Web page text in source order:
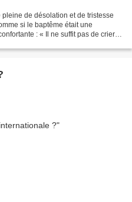
de désolation et de tristesse
si le baptême était une
: « Il ne suffit pas de crier «